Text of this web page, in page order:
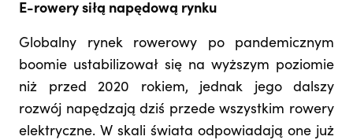
E-rowery siłą napędową rynku
Globalny rynek rowerowy po pandemicznym
boomie ustabilizował się na wyższym poziomie
niż przed 2020 rokiem, jednak jego dalszy
rozwój napędzają dziś przede wszystkim rowery
elektryczne. W skali świata odpowiadają one już